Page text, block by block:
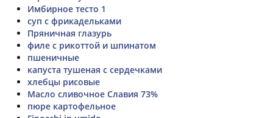
Имбирное тесто 1
суп с фрикадельками
Пряничная глазурь
филе с рикоттой и шпинатом
пшеничные
капуста тушеная с сердечками
хлебцы рисовые
Масло сливочное Славия 73%
пюре картофельное